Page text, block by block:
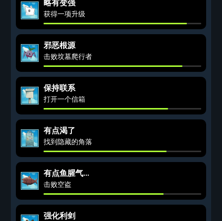
略有变强
获得一项升级
邪恶根源
击败坟墓爬行者
保持联系
打开一个信箱
有点渴了
找到隐藏的角落
有点鱼腥气...
击败空盗
强化利剑